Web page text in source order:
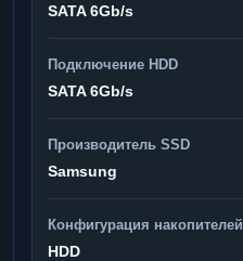
SATA 6Gb/s
Подключение HDD
SATA 6Gb/s
Производитель SSD
Samsung
Конфигурация накопителей
HDD